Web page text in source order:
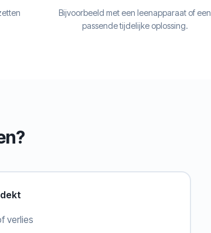
Bijvoorbeeld met een leenapparaat of een
passende tijdelijke oplossing.
verlies